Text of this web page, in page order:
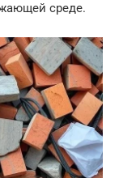
среде.